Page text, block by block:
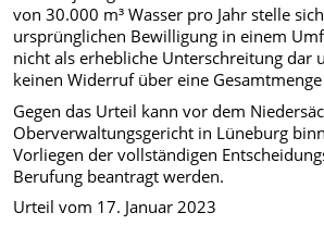
von 30.000 m³ Wasser pro Jahr stelle
ursprünglichen Bewilligung in einem
nicht als erhebliche Unterschreitung dar
keinen Widerruf über eine
Gegen das Urteil kann vor dem
Oberverwaltungsgericht in Lüneburg
Vorliegen der vollständigen
Berufung beantragt werden.
Urteil vom 17. Januar 2023